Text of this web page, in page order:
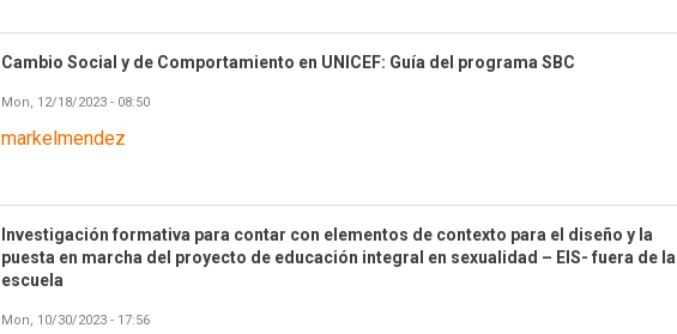
Cambio Social y de Comportamiento en UNICEF: Guía del programa SBC
Mon, 12/18/2023 - 08:50
markelmendez
Investigación formativa para contar con elementos de contexto para el diseño y la
puesta en marcha del proyecto de educación integral en sexualidad – EIS- fuera de la
escuela
Mon, 10/30/2023 - 17:56